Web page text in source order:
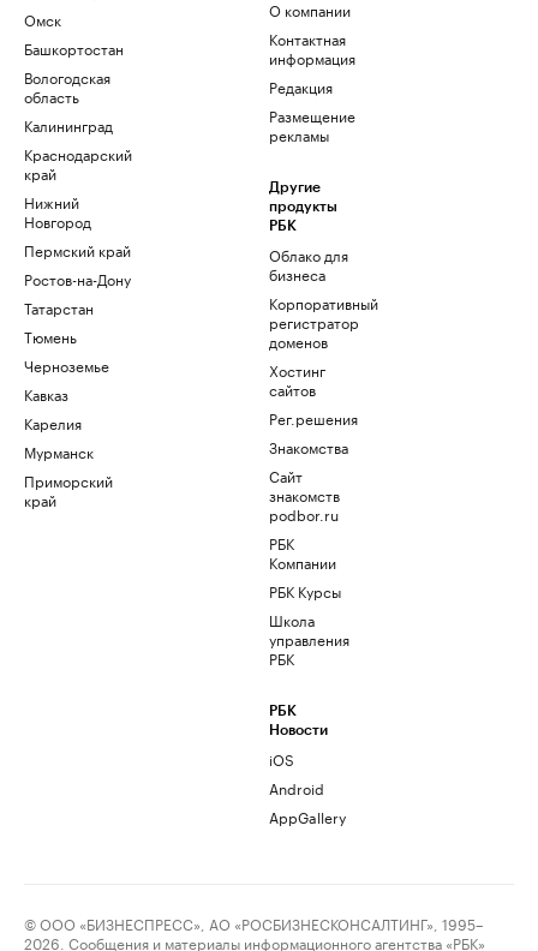
Омск
Башкортостан
Вологодская
область
Калининград
Краснодарский
край
Нижний
Новгород
Пермский край
Ростов-на-Дону
Татарстан
Тюмень
Черноземье
Кавказ
Карелия
Мурманск
Приморский
край
О компании
Контактная
информация
Редакция
Размещение
рекламы
Другие
продукты
РБК
Облако для
бизнеса
Корпоративный
регистратор
доменов
Хостинг
сайтов
Рег.решения
Знакомства
Сайт
знакомств
podbor.ru
РБК
Компании
РБК Курсы
Школа
управления
РБК
РБК
Новости
iOS
Android
AppGallery
© ООО «БИЗНЕСПРЕСС», АО «РОСБИЗНЕСКОНСАЛТИНГ», 1995–
2026. Сообщения и материалы информационного агентства «РБК»